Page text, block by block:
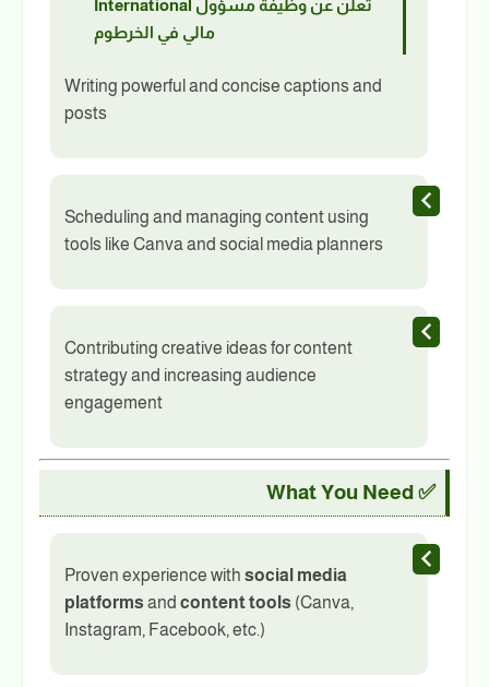
International تعلن عن وظيفة مسؤول
مالي في الخرطوم
Writing powerful and concise captions and
posts
Scheduling and managing content using
tools like Canva and social media planners
Contributing creative ideas for content
strategy and increasing audience
engagement
✅ What You Need
Proven experience with social media
platforms and content tools (Canva,
Instagram, Facebook, etc.)